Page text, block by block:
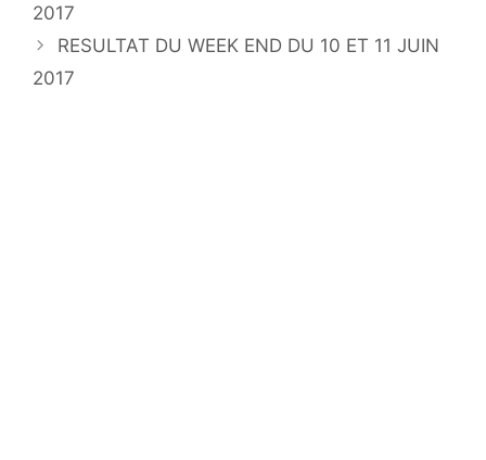
2017
RESULTAT DU WEEK END DU 10 ET 11 JUIN
2017